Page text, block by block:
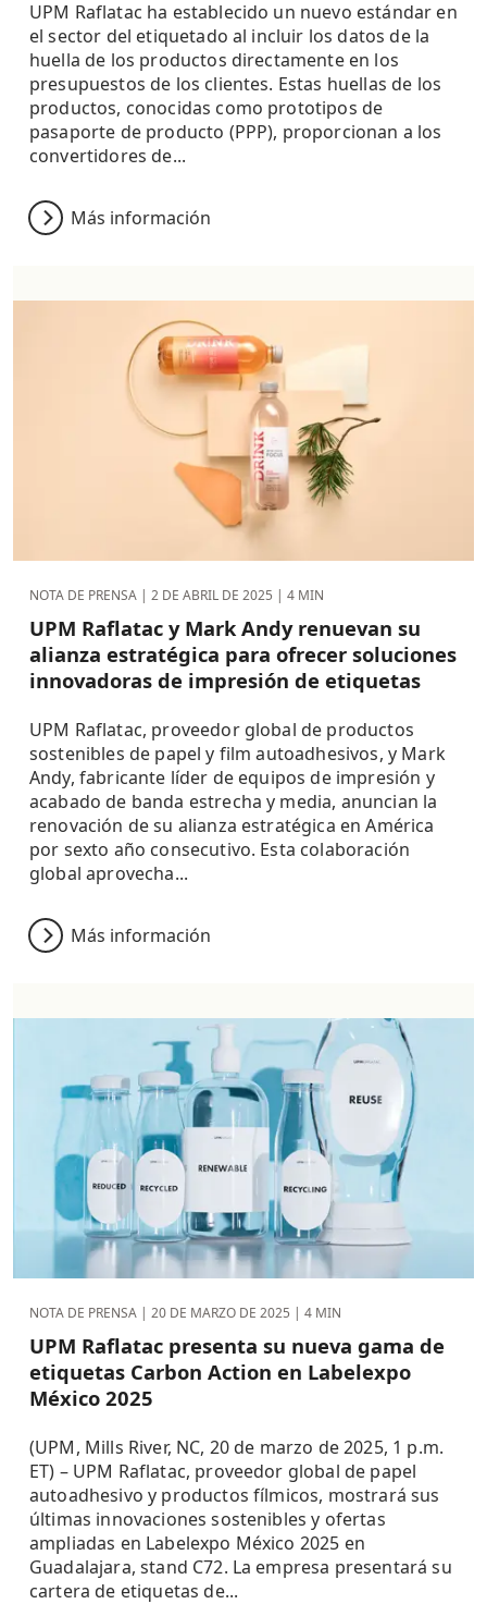
UPM Raflatac ha establecido un nuevo estándar en
el sector del etiquetado al incluir los datos de la
huella de los productos directamente en los
presupuestos de los clientes. Estas huellas de los
productos, conocidas como prototipos de
pasaporte de producto (PPP), proporcionan a los
convertidores de...
Más información
NOTA DE PRENSA | 2 DE ABRIL DE 2025 | 4 MIN
UPM Raflatac y Mark Andy renuevan su
alianza estratégica para ofrecer soluciones
innovadoras de impresión de etiquetas
UPM Raflatac, proveedor global de productos
sostenibles de papel y film autoadhesivos, y Mark
Andy, fabricante líder de equipos de impresión y
acabado de banda estrecha y media, anuncian la
renovación de su alianza estratégica en América
por sexto año consecutivo. Esta colaboración
global aprovecha...
Más información
NOTA DE PRENSA | 20 DE MARZO DE 2025 | 4 MIN
UPM Raflatac presenta su nueva gama de
etiquetas Carbon Action en Labelexpo
México 2025
(UPM, Mills River, NC, 20 de marzo de 2025, 1 p.m.
ET) – UPM Raflatac, proveedor global de papel
autoadhesivo y productos fílmicos, mostrará sus
últimas innovaciones sostenibles y ofertas
ampliadas en Labelexpo México 2025 en
Guadalajara, stand C72. La empresa presentará su
cartera de etiquetas de...